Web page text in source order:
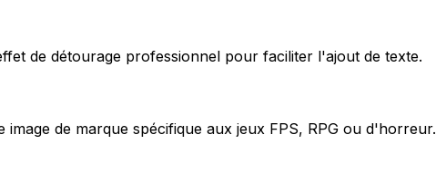
de détourage professionnel pour faciliter l'ajout de texte.
de marque spécifique aux jeux FPS, RPG ou d'horreur.